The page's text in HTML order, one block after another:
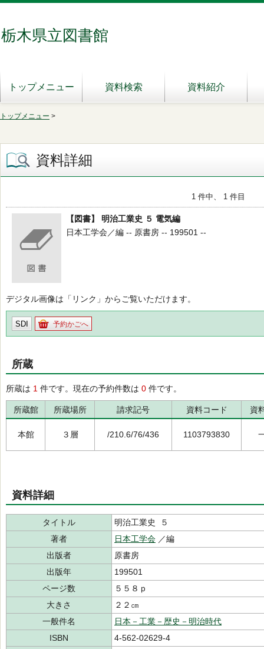
栃木県立図書館
トップメニュー 資料検索 資料紹介
トップメニュー >
資料詳細
1 件中、 1 件目
【図書】 明治工業史 ５ 電気編
日本工学会／編 -- 原書房 -- 199501 --
デジタル画像は「リンク」からご覧いただけます。
SDI 予約かごへ
所蔵
所蔵は 1 件です。現在の予約件数は 0 件です。
所蔵館 所蔵場所 請求記号 資料コード 資
本館 ３層 /210.6/76/436 1103793830
資料詳細
タイトル
明治工業史 ５
著者
日本工学会 ／編
出版者
原書房
出版年
199501
ページ数
５５８ｐ
大きさ
２２㎝
一般件名
日本－工業－歴史－明治時代
ISBN
4-562-02629-4